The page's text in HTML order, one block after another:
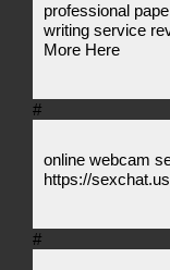
professional
writing service
More Here
#
online webcam
https://
#